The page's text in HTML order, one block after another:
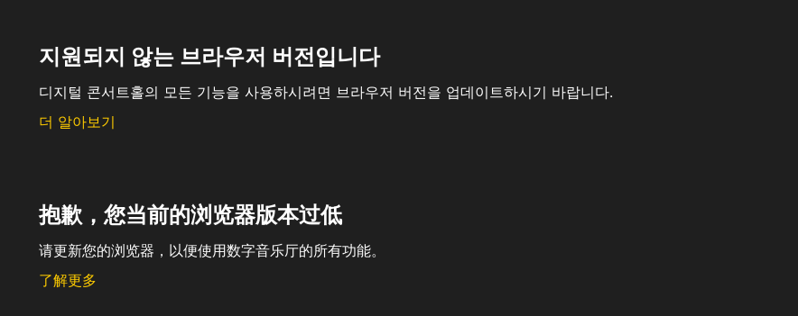
지원되지 않는 브라우저 버전입니다
디지털 콘서트홀의 모든 기능을 사용하시려면 브라우저 버전을 업데이트하시기 바랍니다.
더 알아보기
抱歉，您当前的浏览器版本过低
请更新您的浏览器，以便使用数字音乐厅的所有功能。
了解更多